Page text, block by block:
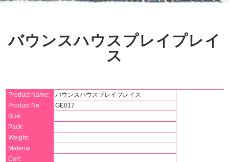
バウンスハウスプレイプレイ
ス
Product Name:
バウンスハウスプレイプレイス
Product No:
GE017
Size:
Pack:
Weight:
Material:
Cert: